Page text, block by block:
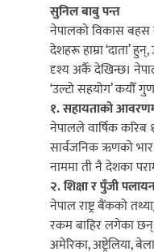
सुनिल बाबु पन्त
नेपालको विकास बहस
देशहरू हाम्रा ‘दाता’
दृश्य अर्कै देखिन्छ।
‘उल्टो सहयोग’ कयौँ
१. सहायताको
नेपालले वार्षिक
सार्वजनिक ऋणको भार
नाममा ती नै देशका
२. शिक्षा र पुँजी
नेपाल राष्ट्र बैंकको
रकम बाहिर लगेका
अमेरिका, अष्ट्रेलिया,